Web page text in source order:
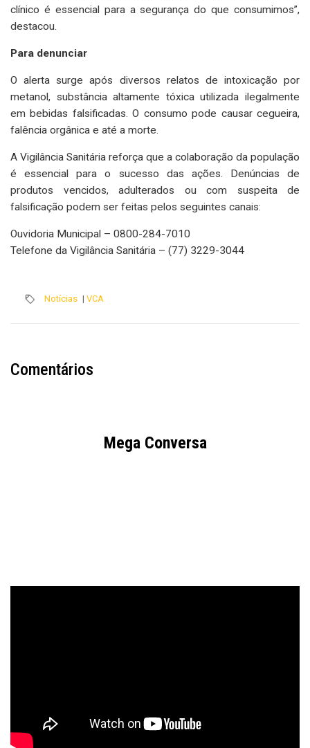
clínico é essencial para a segurança do que consumimos”,
destacou.
Para denunciar
O alerta surge após diversos relatos de intoxicação por
metanol, substância altamente tóxica utilizada ilegalmente
em bebidas falsificadas. O consumo pode causar cegueira,
falência orgânica e até a morte.
A Vigilância Sanitária reforça que a colaboração da população
é essencial para o sucesso das ações. Denúncias de
produtos vencidos, adulterados ou com suspeita de
falsificação podem ser feitas pelos seguintes canais:
Ouvidoria Municipal – 0800-284-7010
Telefone da Vigilância Sanitária – (77) 3229-3044
Notícias | VCA
Comentários
Mega Conversa